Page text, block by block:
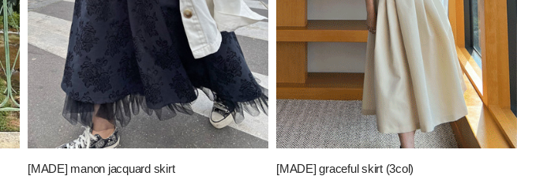
[MADE] manon jacquard skirt [MADE] graceful skirt (3col)